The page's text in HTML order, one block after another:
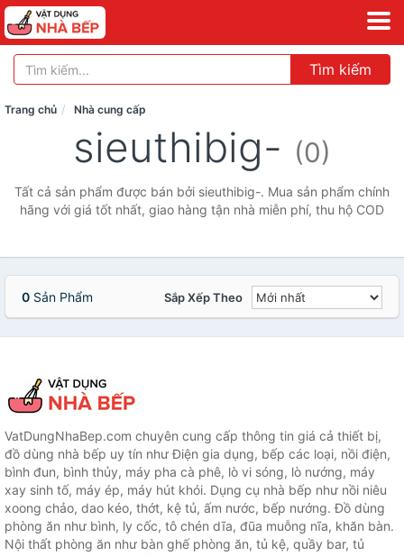
Tìm kiếm
Trang chủ Nhà cung cấp
sieuthibig- (0)
Tất cả sản phẩm được bán bởi sieuthibig-. Mua sản phẩm chính
hãng với giá tốt nhất, giao hàng tận nhà miễn phí, thu hộ COD
0 Sản Phẩm Sắp Xếp Theo
VatDungNhaBep.com chuyên cung cấp thông tin giá cả thiết bị,
đồ dùng nhà bếp uy tín như Điện gia dụng, bếp các loại, nồi điện,
bình đun, bình thủy, máy pha cà phê, lò vi sóng, lò nướng, máy
xay sinh tố, máy ép, máy hút khói. Dụng cụ nhà bếp như nồi niêu
xoong chảo, dao kéo, thớt, kệ tủ, ấm nước, bếp nướng. Đồ dùng
phòng ăn như bình, ly cốc, tô chén dĩa, đũa muỗng nĩa, khăn bàn.
Nội thất phòng ăn như bàn ghế phòng ăn, tủ kệ, quầy bar, tủ